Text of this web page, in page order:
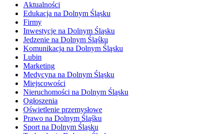
Aktualności
Edukacja na Dolnym Śląsku
Firmy
Inwestycje na Dolnym Śląsku
Jedzenie na Dolnym Śląśku
Komunikacja na Dolnym Śląsku
Lubin
Marketing
Medycyna na Dolnym Śląsku
Miejscowości
Nieruchomości na Dolnym Śląsku
Ogłoszenia
Oświetlenie przemysłowe
Prawo na Dolnym Śląśku
Sport na Dolnym Śląsku